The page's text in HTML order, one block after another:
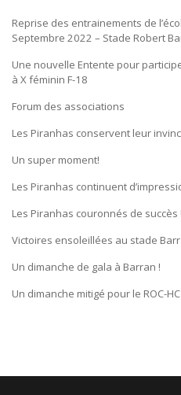
Reprise des entrainements de
Septembre 2022 – Stade Robert
Une nouvelle Entente pour
à X féminin F-18
Forum des associations
Les Piranhas conservent leur
Un super moment!
Les Piranhas continuent
Les Piranhas couronnés de succès !
Victoires ensoleillées au stade
Un dimanche de gala à Barran !
Un dimanche mitigé pour le ROC-HC